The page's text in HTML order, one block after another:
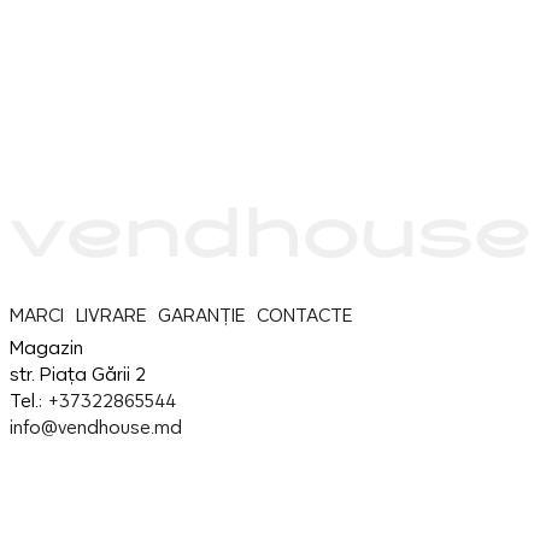
MARCI LIVRARE GARANȚIE
CONTACTE
Magazin
str. Piața Gării 2
Tel.: +37322865544
info@vendhouse.md